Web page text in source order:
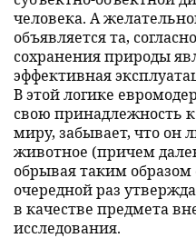
человека. А
объявляется та,
сохранения природы
эффективная
В этой логике
свою принадлежность
миру, забывает, что он
животное (причем
обрывая таким
очередной раз
в качестве предмета
исследования.